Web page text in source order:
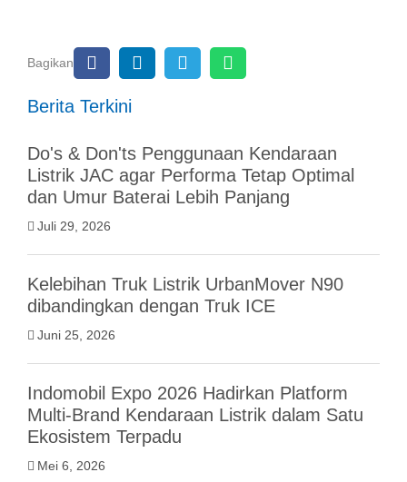
Bagikan
Berita Terkini
Do's & Don'ts Penggunaan Kendaraan
Listrik JAC agar Performa Tetap Optimal
dan Umur Baterai Lebih Panjang
Juli 29, 2026
Kelebihan Truk Listrik UrbanMover N90
dibandingkan dengan Truk ICE
Juni 25, 2026
Indomobil Expo 2026 Hadirkan Platform
Multi-Brand Kendaraan Listrik dalam Satu
Ekosistem Terpadu
Mei 6, 2026